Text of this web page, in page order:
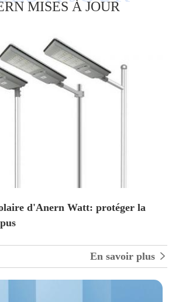
MISES À JOUR
d'Anern Watt: protéger la
En savoir plus 